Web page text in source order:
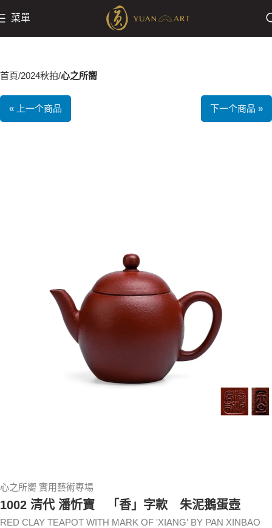
菜單
首頁 2024秋拍 心之所嚮
« 上一个商品 下一个商品 »
心之所嚮 實用藝術專場
1002 清代 潘忻寶 「香」字款 朱泥鵝蛋壺
RED CLAY TEAPOT WITH MARK OF 'XIANG' BY PAN XINBAO